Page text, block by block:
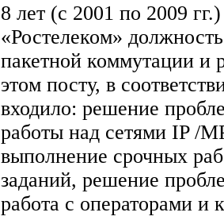
8 лет (с 2001 по 2009
«Ростелеком»
пакетной коммутации и
этом посту, в
входило: решение
работы над сетями IP /
выполнение срочных
заданий, решение
работа с операторами и